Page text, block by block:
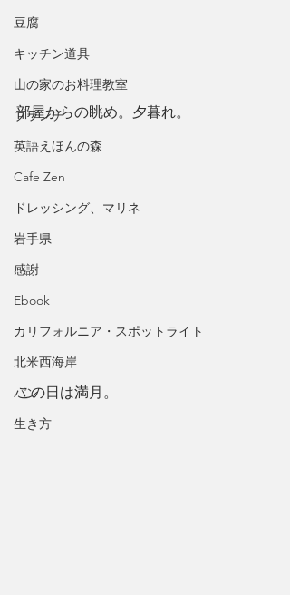
豆腐
キッチン道具
山の家のお料理教室
ブランチ
英語えほんの森
Cafe Zen
ドレッシング、マリネ
岩手県
感謝
Ebook
カリフォルニア・スポットライト
北米西海岸
パン
生き方
部屋からの眺め。夕暮れ。
この日は満月。